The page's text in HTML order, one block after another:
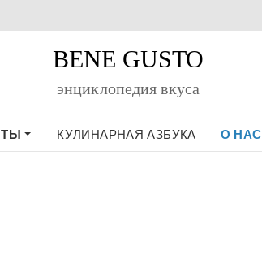
BENE GUSTO
энциклопедия вкуса
КУЛИНАРНАЯ АЗБУКА О НАС